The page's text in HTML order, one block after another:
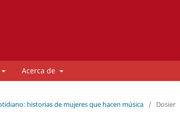
Acerca de
historias de mujeres que hacen música / Dosier